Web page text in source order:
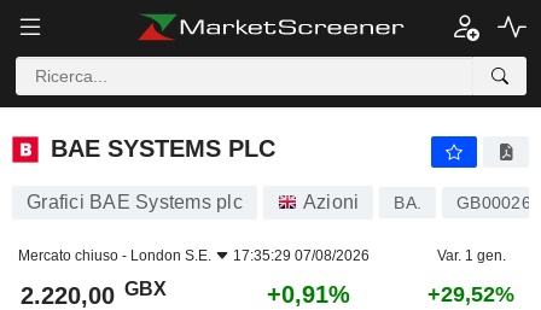
BAE SYSTEMS PLC
BAE SYSTEMS PLC
Grafici BAE Systems plc Azioni BA.
Mercato chiuso - London S.E. 17:35:29 07/08/2026 Var. 1 gen.
2.220,00 GBX +0,91% +29,52%